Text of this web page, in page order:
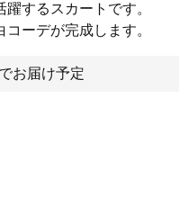
するスカートです。
ーデが完成します。
お届け予定